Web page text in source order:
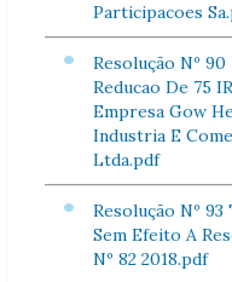
Participacoes
Resolução Nº 90
Reducao De 75
Empresa Gow
Industria E
Ltda.pdf
Resolução Nº
Sem Efeito A
Nº 82 2018.pdf